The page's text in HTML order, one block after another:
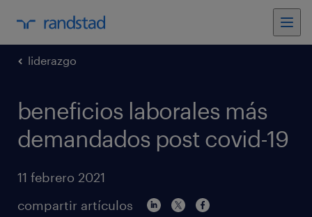
liderazgo
beneficios laborales más
demandados post covid-19
11 febrero 2021
compartir artículos